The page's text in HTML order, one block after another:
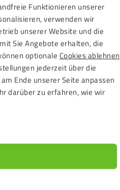
Funktionieren unserer
verwenden wir
unserer Website und die
Sie Angebote erhalten, die
optionaleCookies ablehnen
jederzeit über die
Ende unserer Seite anpassen
darüber zu erfahren, wie wir